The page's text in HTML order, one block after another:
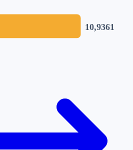
10,9361